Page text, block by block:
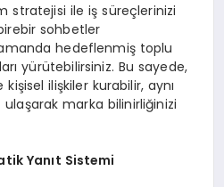
stratejisi ile iş süreçlerinizi
sohbetler
hedeflenmiş toplu
yürütebilirsiniz. Bu sayede,
ilişkiler kurabilir, aynı
marka bilinirliğinizi
Yanıt Sistemi